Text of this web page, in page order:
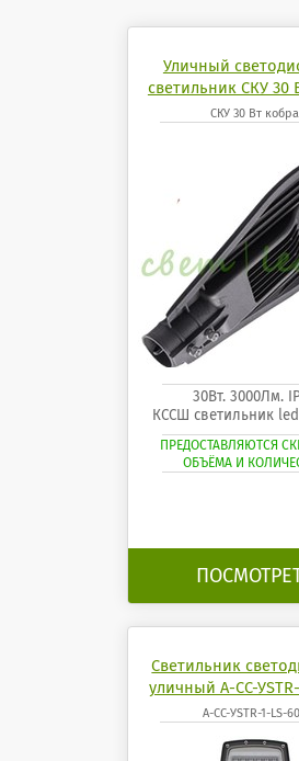
Уличный
светильник СКУ 30
СКУ 30 Вт кобра
30Вт. 3000Лм.
КССШ светильник
ПРЕДОСТАВЛЯЮТСЯ
ОБЪЁМА И
Светильник
уличный А-СС-
А-СС-УSTR-1-LS-